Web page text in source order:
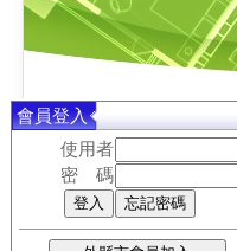
會員登入
使用者
密 碼